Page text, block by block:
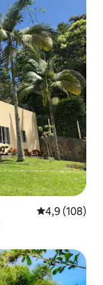
Gemiddelde
4,9 (108)